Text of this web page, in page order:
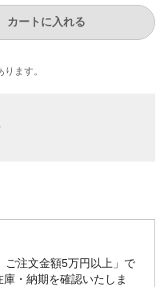
カートに入れる
ます。
ご注文金額5万円以上」で
・納期を確認いたしま